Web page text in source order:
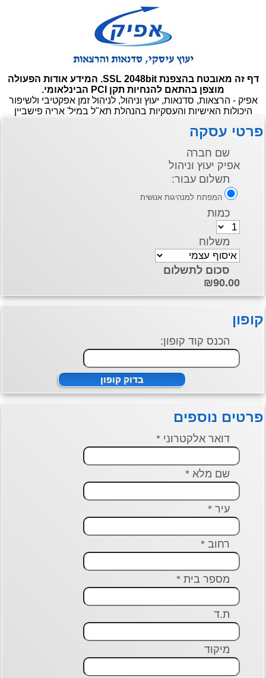
דף זה מאובטח בהצפנת SSL 2048bit. המידע אודות הפעולה
מוצפן בהתאם להנחיות תקן PCI הבינלאומי.
- הרצאות, סדנאות, יעוץ וניהול, לניהול זמן אפקטיבי ולשיפור
האישיות והעסקיות בהנהלת תא"ל במיל' אריה פישביין
עסקה
אפיק יעוץ וניהול
המפתח למנהיגות אנושית
כמות
משלוח
₪90.00
הכנס קוד קופון:
נוספים
דואר אלקטרוני *
שם מלא *
רחוב *
מספר בית *
מיקוד